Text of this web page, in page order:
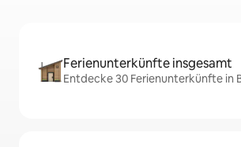
Ferienunterkünfte insgesamt
Entdecke 30 Ferienunterkünfte in